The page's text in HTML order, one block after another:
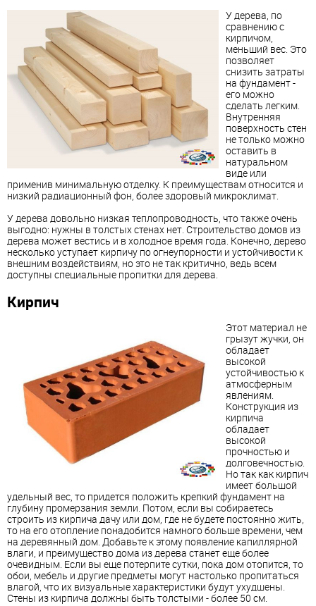
У дерева, по
сравнению с
кирпичом,
меньший вес. Это
позволяет
снизить затраты
на фундамент -
его можно
сделать легким.
Внутренняя
поверхность стен
не только можно
оставить в
натуральном
виде или
применив минимальную отделку. К преимуществам относится и
низкий радиационный фон, более здоровый микроклимат.
У дерева довольно низкая теплопроводность, что также очень
выгодно: нужны в толстых стенах нет. Строительство домов из
дерева может вестись и в холодное время года. Конечно, дерево
несколько уступает кирпичу по огнеупорности и устойчивости к
внешним воздействиям, но это не так критично, ведь всем
доступны специальные пропитки для дерева.
Кирпич
Этот материал не
грызут жучки, он
обладает
высокой
устойчивостью к
атмосферным
явлениям.
Конструкция из
кирпича
обладает
высокой
прочностью и
долговечностью.
Но так как кирпич
имеет большой
удельный вес, то придется положить крепкий фундамент на
глубину промерзания земли. Потом, если вы собираетесь
строить из кирпича дачу или дом, где не будете постоянно жить,
то на его отопление понадобится намного больше времени, чем
на деревянный дом. Добавьте к этому появление капиллярной
влаги, и преимущество дома из дерева станет еще более
очевидным. Если вы еще потерпите сутки, пока дом отопится, то
обои, мебель и другие предметы могут настолько пропитаться
влагой, что их визуальные характеристики будут ухудшены.
Стены из кирпича должны быть толстыми - более 50 см.